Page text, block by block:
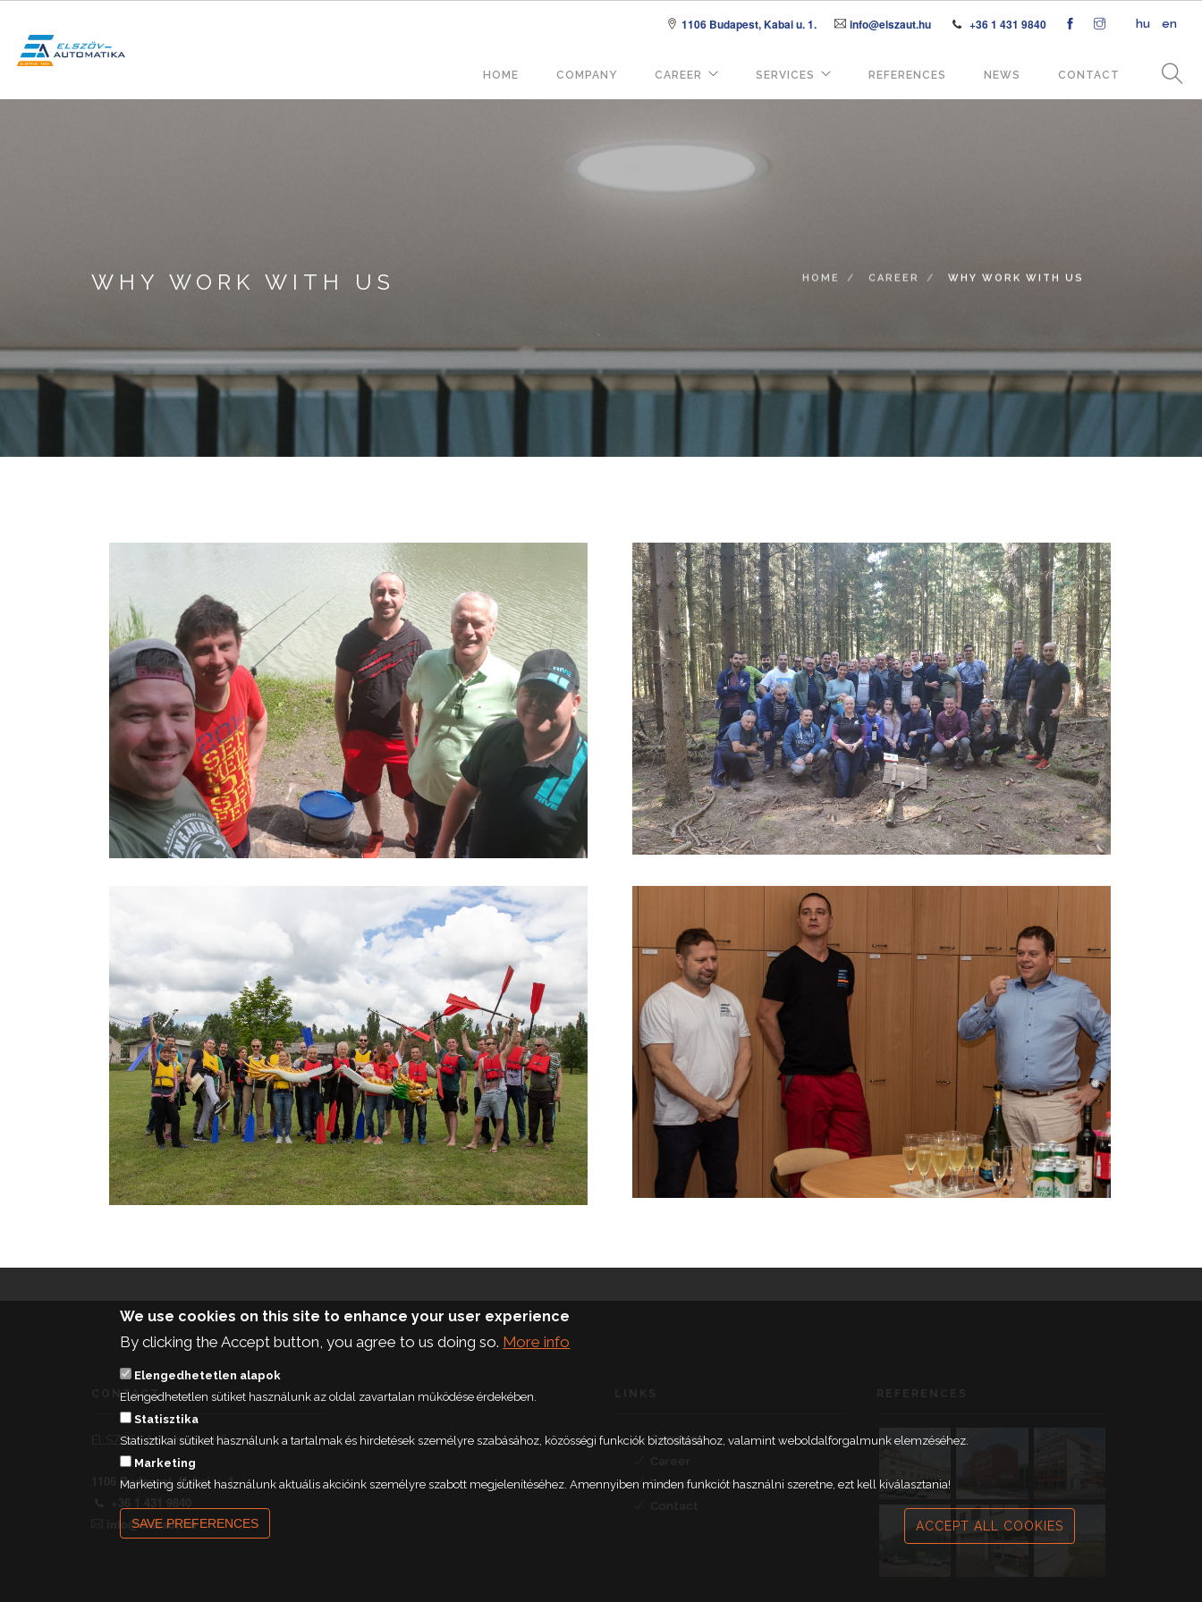
main
hu en
1106 Budapest, Kabai u. 1. info@elszaut.hu +36 1 431 9840
Fő
navigáció
HOME COMPANY CAREER SERVICES REFERENCES NEWS CONTACT
WHY WORK WITH US HOME CAREER WHY WORK WITH US
CONTACT
ELSZÖV-Automatika Kft.
1106 Budapest, Kabai u. 1.
info@elszaut.hu
Company
Data protection
We use cookies on this site to enhance your user experience
By clicking the Accept button, you agree to us doing so. More info
Elengedhetetlen alapok
Elengedhetetlen sütiket használunk az oldal zavartalan működése érdekében.
Statisztika
Statisztikai sütiket használunk a tartalmak és hirdetések személyre szabásához, közösségi funkciók biztosításához, valamint weboldalforgalmunk elemzéséhez.
Marketing
Marketing sütiket használunk aktuális akcióink személyre szabott megjelenítéséhez. Amennyiben minden funkciót használni szeretne, ezt kell kiválasztania!
SAVE PREFERENCES ACCEPT ALL COOKIES